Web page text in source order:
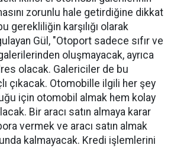
zorunlu hale getirdiğine dikkat
gerekliliğin karşılığı olarak
Gül, "Otoport sadece sıfır ve
oluşmayacak, ayrıca
olacak. Galericiler de bu
çıkacak. Otomobille ilgili her şey
için otomobil almak hem kolay
Bir aracı satın almaya karar
vermek ve aracı satın almak
kalmayacak. Kredi işlemlerini